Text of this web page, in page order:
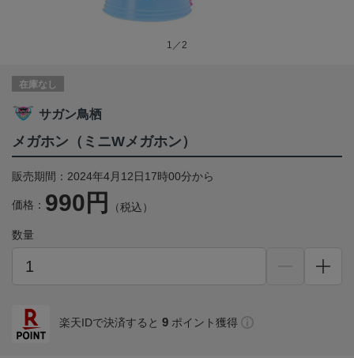
1／2
在庫なし
サガン鳥栖
メガホン（ミニWメガホン）
販売期間：2024年4月12日17時00分から
価格： 990円 （税込）
数量
楽天IDで決済すると 9 ポイント獲得